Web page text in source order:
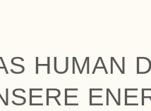
HUMAN